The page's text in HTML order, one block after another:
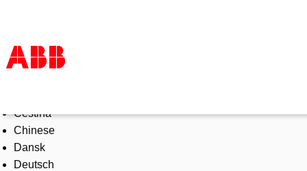
Products & Solutions
Industries
Services
About us
Čeština
Chinese
Dansk
Deutsch